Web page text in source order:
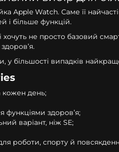
Apple Watch. Саме її
і більше функцій.
хочуть не просто базовий
у більшості випадків
кожен день;
функціями здоров’я;
варіант, ніж SE;
роботи, спорту й